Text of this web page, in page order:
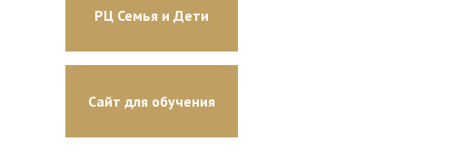
РЦ Семья и Дети
Сайт для обучения